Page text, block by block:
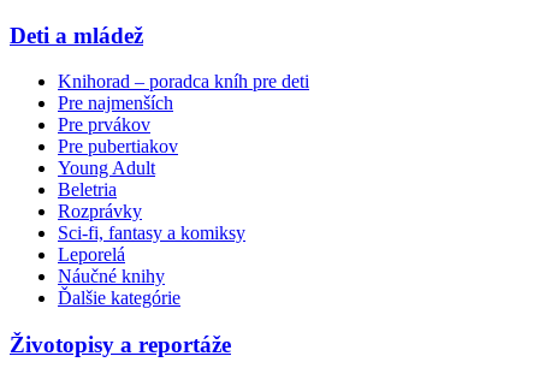
Deti a mládež
Knihorad – poradca kníh pre deti
Pre najmenších
Pre prvákov
Pre pubertiakov
Young Adult
Beletria
Rozprávky
Sci-fi, fantasy a komiksy
Leporelá
Náučné knihy
Ďalšie kategórie
Životopisy a reportáže